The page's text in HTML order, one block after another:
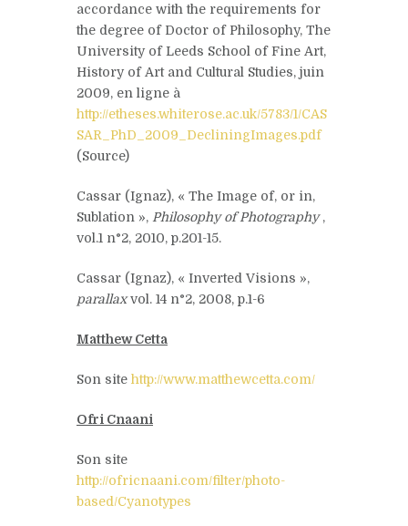
accordance with the requirements for
the degree of Doctor of Philosophy, The
University of Leeds School of Fine Art,
History of Art and Cultural Studies, juin
2009, en ligne à
http://etheses.whiterose.ac.uk/5783/1/CAS
SAR_PhD_2009_DecliningImages.pdf
(Source)
Cassar (Ignaz), « The Image of, or in,
Sublation », Philosophy of Photography,
vol.1 n°2, 2010, p.201-15.
Cassar (Ignaz), « Inverted Visions »,
parallaxvol. 14 n°2, 2008, p.1-6
Matthew Cetta
Son site http://www.matthewcetta.com/
Ofri Cnaani
Son site
http://ofricnaani.com/filter/photo-
based/Cyanotypes